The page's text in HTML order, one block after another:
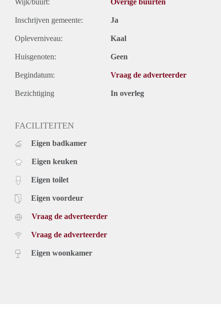
Inschrijven gemeente: Ja
Opleverniveau: Kaal
Huisgenoten: Geen
Begindatum: Vraag de adverteerder
Bezichtiging In overleg
FACILITEITEN
Eigen badkamer
Eigen keuken
Eigen toilet
Eigen voordeur
Vraag de adverteerder
Vraag de adverteerder
Eigen woonkamer